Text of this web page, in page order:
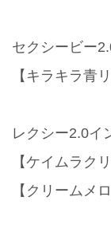
セクシービー
【キラキラ青
レクシー2.0イ
【ケイムラクリ
【クリームメロ